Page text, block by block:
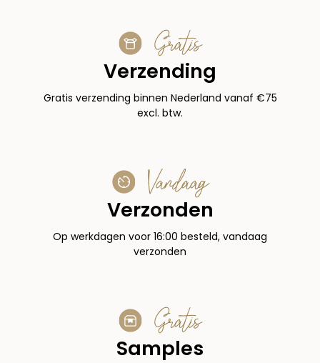
Gratis
Verzending
Gratis verzending binnen Nederland vanaf €75
excl. btw.
Vandaag
Verzonden
Op werkdagen voor 16:00 besteld, vandaag
verzonden
Gratis
Samples